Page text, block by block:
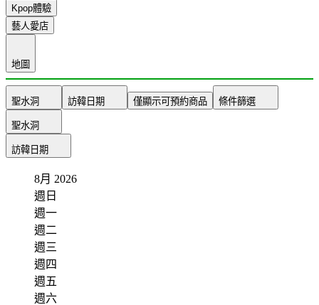
Kpop體驗
藝人愛店
地圖
聖水洞 訪韓日期 僅顯示可預約商品 條件篩選
聖水洞
訪韓日期
8月 2026
週日
週一
週二
週三
週四
週五
週六